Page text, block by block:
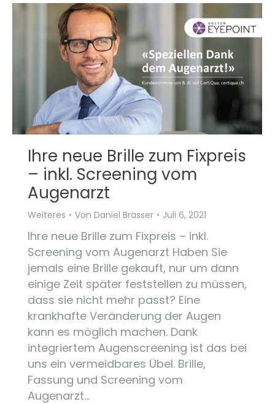
Ihre neue Brille zum Fixpreis
– inkl. Screening vom
Augenarzt
Weiteres Von Daniel Brasser Juli 6, 2021
Ihre neue Brille zum Fixpreis – inkl.
Screening vom Augenarzt Haben Sie
jemals eine Brille gekauft, nur um dann
einige Zeit später feststellen zu müssen,
dass sie nicht mehr passt? Eine
krankhafte Veränderung der Augen
kann es möglich machen. Dank
integriertem Augenscreening ist das bei
uns ein vermeidbares Übel. Brille,
Fassung und Screening vom
Augenarzt…